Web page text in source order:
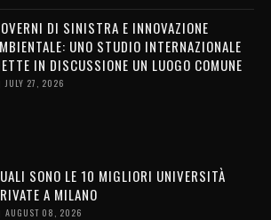
DI SINISTRA E INNOVAZIONE
UNO STUDIO INTERNAZIONALE
IN DISCUSSIONE UN LUOGO COMUNE
JULY 27, 2026
SONO LE 10 MIGLIORI UNIVERSITÀ
A MILANO
AUGUST 08, 2026